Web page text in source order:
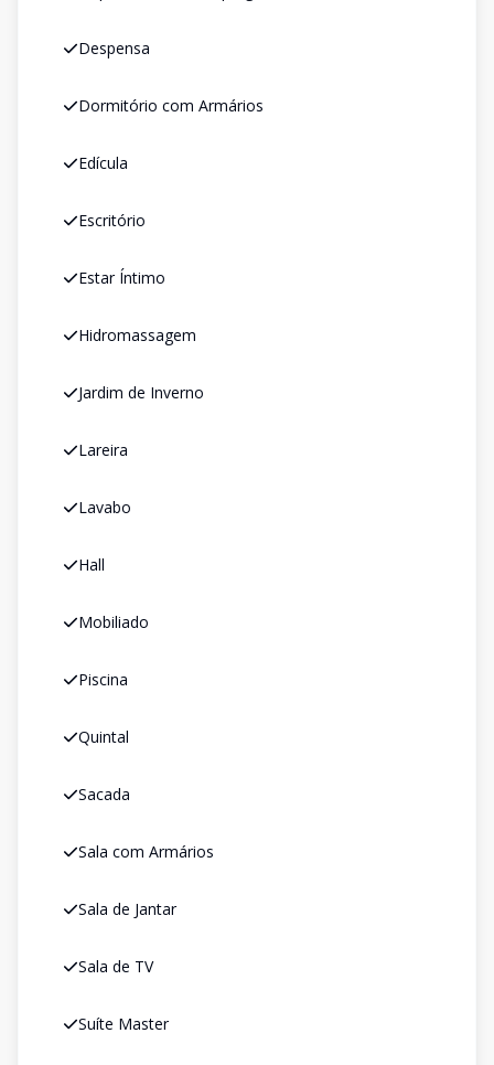
Despensa
Dormitório com Armários
Edícula
Escritório
Estar Íntimo
Hidromassagem
Jardim de Inverno
Lareira
Lavabo
Hall
Mobiliado
Piscina
Quintal
Sacada
Sala com Armários
Sala de Jantar
Sala de TV
Suíte Master